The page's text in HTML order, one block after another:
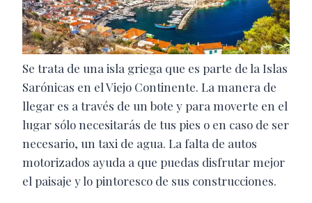
Se trata de una isla griega que es parte de la Islas
Sarónicas en el Viejo Continente. La manera de
llegar es a través de un bote y para moverte en el
lugar sólo necesitarás de tus pies o en caso de ser
necesario, un taxi de agua. La falta de autos
motorizados ayuda a que puedas disfrutar mejor
el paisaje y lo pintoresco de sus construcciones.